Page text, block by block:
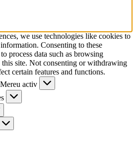
we use technologies like cookies to
Consenting to these
process data such as browsing
site. Not consenting or withdrawing
certain features and functions.
Mereu activ